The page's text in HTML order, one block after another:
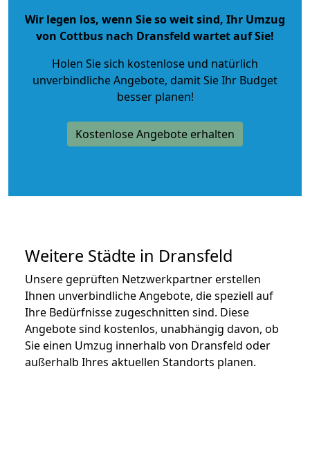
Wir legen los, wenn Sie so weit sind, Ihr Umzug
von Cottbus nach Dransfeld wartet auf Sie!
Holen Sie sich kostenlose und natürlich
unverbindliche Angebote, damit Sie Ihr Budget
besser planen!
Kostenlose Angebote erhalten
Weitere Städte in Dransfeld
Unsere geprüften Netzwerkpartner erstellen
Ihnen unverbindliche Angebote, die speziell auf
Ihre Bedürfnisse zugeschnitten sind. Diese
Angebote sind kostenlos, unabhängig davon, ob
Sie einen Umzug innerhalb von Dransfeld oder
außerhalb Ihres aktuellen Standorts planen.